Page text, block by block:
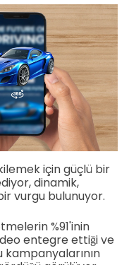
için güçlü bir
dinamik,
vurgu bulunuyor.
%91'inin
entegre ettiği ve
kampanyalarının